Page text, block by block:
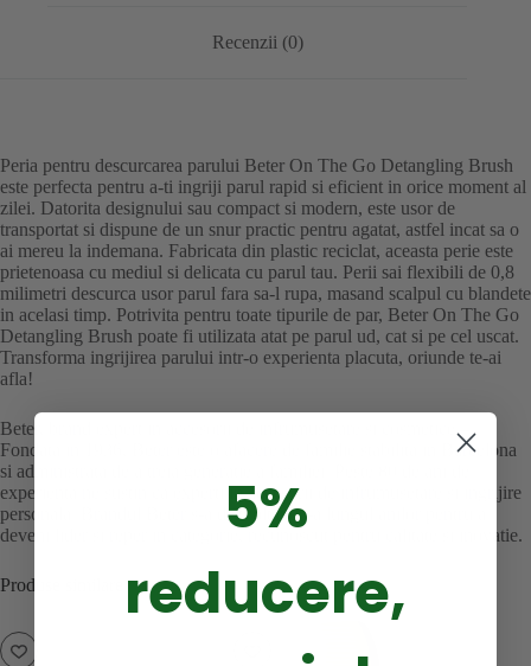
Recenzii (0)
Peria pentru descurcarea parului Beter On The Go Detangling Brush
este perfecta pentru a-ti ingriji parul rapid si eficient in orice moment al
zilei. Datorita designului sau compact si modern, este usor de
transportat si dispune de un snur practic pentru agatat, astfel incat sa o
ai mereu la indemana. Fabricata din plastic reciclat, aceasta perie este
prietenoasa cu mediul si delicata cu parul tau. Perii sai flexibili de 0,8
milimetri descurca usor parul fara sa-l rupa, masand scalpul cu blandete
in acelasi timp. Potrivita pentru toate tipurile de par, Beter On The Go
Detangling Brush poate fi utilizata atat pe parul ud, cat si pe cel uscat.
Transforma ingrijirea parului intr-o experienta placuta, oriunde te-ai
afla!
Beter, brand expert in accesorii de infrumusetare si cosmetice –
Fondata in 1936, Beter este o afacere de familie stabilita in Barcelona
si administrata de a treia generatie a familiei. Peste 80 de ani de
experienta ne sustin ca experti in accesorii de infrumusetare si ingrijire
personala. Brandul Beter s-a dezvoltat de-a lungul anilor pentru a
deveni lider si reper in categorie, recunoscut pentru calitate si inovatie.
Produse similare
5%
reducere,